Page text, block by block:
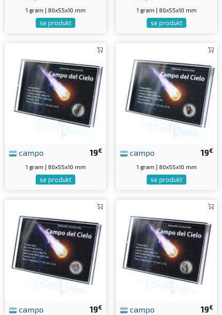
1 gram | 80x55x10 mm
se produkt
1 gram | 80x55x10 mm
se produkt
19€
campo
1 gram | 80x55x10 mm
se produkt
19€
campo
1 gram | 80x55x10 mm
se produkt
19€
campo 19€
campo